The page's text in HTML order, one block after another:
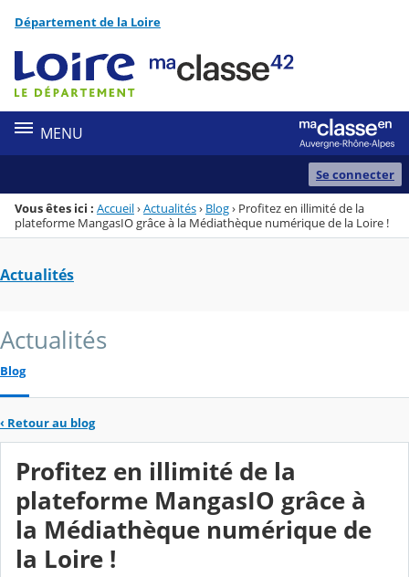
Menu de la rubrique
Contenu
Département de la Loire
MENU
Se connecter
Vous êtes ici : Accueil›Actualités› Blog› Profitez en illimité de la
plateforme MangasIO grâce à la Médiathèque numérique de la Loire !
Actualités
Actualités
Blog
‹ Retour au blog
Profitez en illimité de la
plateforme MangasIO grâce à
la Médiathèque numérique de
la Loire !